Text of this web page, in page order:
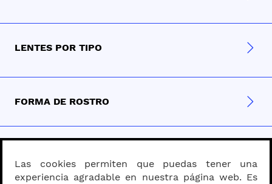
LENTES POR TIPO
FORMA DE ROSTRO
Las cookies permiten que puedas tener una
experiencia agradable en nuestra página web. Es